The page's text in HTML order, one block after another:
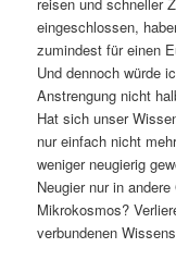
eingeschlossen,
zumindest für einen
Und dennoch würde
Anstrengung nicht
Hat sich unser
nur einfach nicht
weniger neugierig
Neugier nur in
Mikrokosmos?
verbundenen